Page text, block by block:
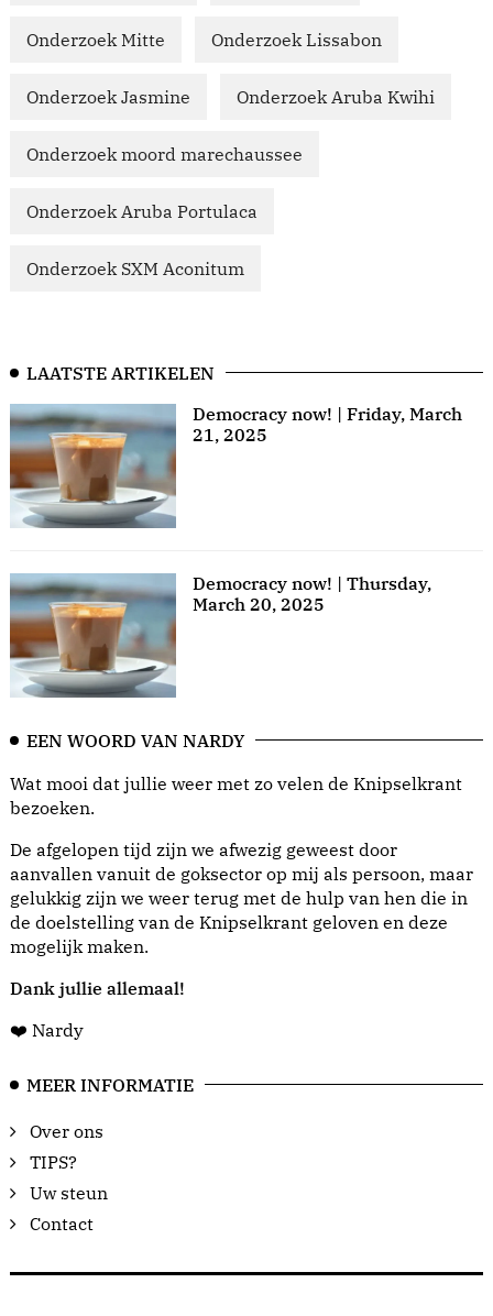
Onderzoek Mitte Onderzoek Lissabon
Onderzoek Jasmine Onderzoek Aruba Kwihi
Onderzoek moord marechaussee
Onderzoek Aruba Portulaca
Onderzoek SXM Aconitum
LAATSTE ARTIKELEN
Democracy now! | Friday, March
21, 2025
Democracy now! | Thursday,
March 20, 2025
EEN WOORD VAN NARDY
Wat mooi dat jullie weer met zo velen de Knipselkrant
bezoeken.
De afgelopen tijd zijn we afwezig geweest door
aanvallen vanuit de goksector op mij als persoon, maar
gelukkig zijn we weer terug met de hulp van hen die in
de doelstelling van de Knipselkrant geloven en deze
mogelijk maken.
Dank jullie allemaal!
❤️ Nardy
MEER INFORMATIE
Over ons
TIPS?
Uw steun
Contact